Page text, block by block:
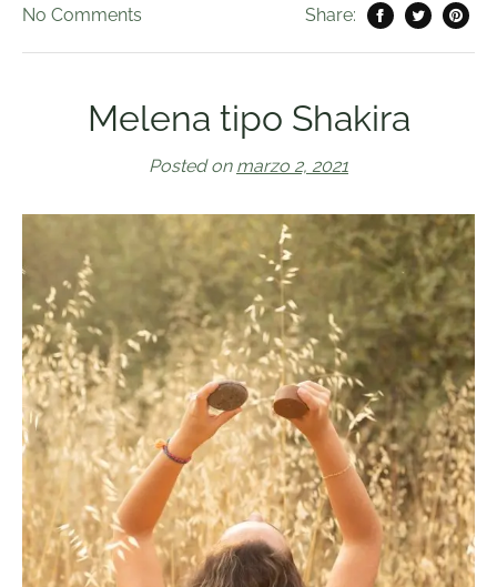
No Comments Share:
Melena tipo Shakira
Posted on marzo 2, 2021